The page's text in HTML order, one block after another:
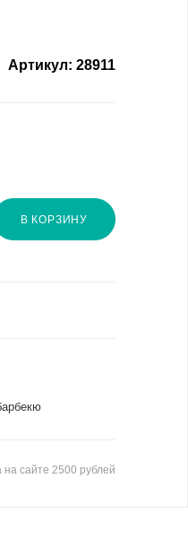
Артикул: 28911
В КОРЗИНУ
сайте 2500 рублей